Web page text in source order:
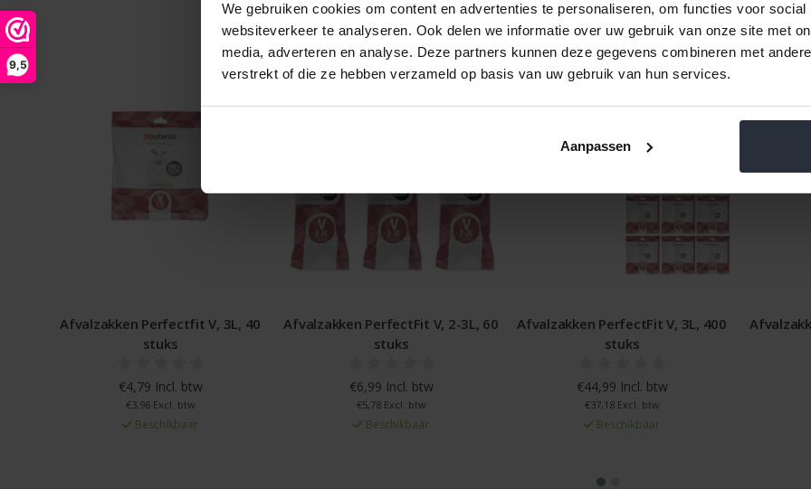
We gebruiken cookies om content en advertenties te personaliseren, om functies voor social
websiteverkeer te analyseren. Ook delen we informatie over uw gebruik van onze site met
media, adverteren en analyse. Deze partners kunnen deze gegevens combineren met
verstrekt of die ze hebben verzameld op basis van uw gebruik van hun services.
Aanpassen
9,5
Afvalzakken Perfectfit V, 3L, 40
stuks
€4,79 Incl. btw
€3,96 Excl. btw
Beschikbaar
Afvalzakken PerfectFit V, 2-3L, 60
stuks
€6,99 Incl. btw
€5,78 Excl. btw
Beschikbaar
Afvalzakken PerfectFit V, 3L, 400
stuks
€44,99 Incl. btw
€37,18 Excl. btw
Beschikbaar